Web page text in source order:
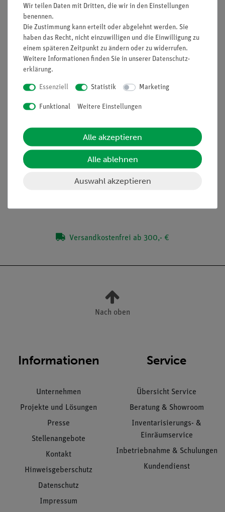
Versuchen für alle Mikroskopanwendungen
Mit Schülerarbeitsblatt, das für alle Klassenstufen
geeignet ist
Mit detaillierten Lehrerinformationen, inkl.
Beispielmikroskopiebild
Besonders geignet bei knapper Zeitplanung, da
Dazu passendes Mikroskopie-Set enthält alles für die
Mikroskopie notwendige Zubehör
unterrichtsbegleitenden Materialien
Lieferumfang
Versandkostenfrei ab 300,- €
Nach oben
Informationen
Unternehmen
Projekte und Lösungen
Presse
Stellenangebote
Kontakt
Hinweisgeberschutz
Datenschutz
Impressum
Service
Übersicht Service
Beratung & Showroom
Inventarisierungs- &
Einräumservice
Inbetriebnahme & Schulungen
Kundendienst
Wir teilen Daten mit Dritten, die wir in den Einstellungen
benennen.
Die Zustimmung kann erteilt oder abgelehnt werden. Sie
haben das Recht, nicht einzuwilligen und die Einwilligung zu
einem späteren Zeitpunkt zu ändern oder zu widerrufen.
Weitere Informationen finden Sie in unserer Daten­schutz­
erklärung.
Essenziell Statistik Marketing
Funktional Weitere Einstellungen
Alle akzeptieren
Alle ablehnen
Auswahl akzeptieren